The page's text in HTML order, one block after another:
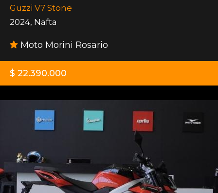
Guzzi V7 Stone
2024, Nafta
Moto Morini Rosario
$ 22.390.000